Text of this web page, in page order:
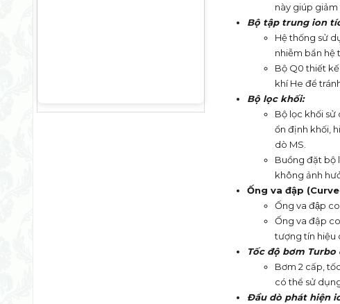
này giúp giảm
Bộ tập trung ion
Hệ thống sử
nhiễm bẩn hệ
Bộ Q0 thiết
khí He để
Bộ lọc khối:
Bộ lọc khối
ổn định khối,
dò MS.
Buồng đặt bộ
không ảnh
Ống va đập
Ống va đập
Ống va đập
tượng tín hiệu
Tốc độ bơm Turbo
Bơm 2 cấp,
có thể sử
Đầu dò phát hiện